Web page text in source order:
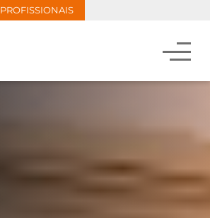
PROFISSIONAIS